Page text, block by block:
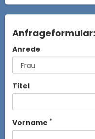
Anfrageformular:
Anrede
Titel
Vorname *